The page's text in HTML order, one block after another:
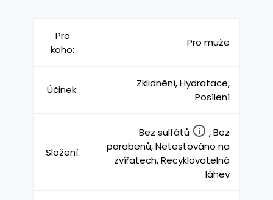
Pro
koho:
Pro muže
Účinek:
Zklidnění, Hydratace,
Posílení
Složení:
Bez sulfátů
, Bez
parabenů, Netestováno na
zvířatech, Recyklovatelná
láhev